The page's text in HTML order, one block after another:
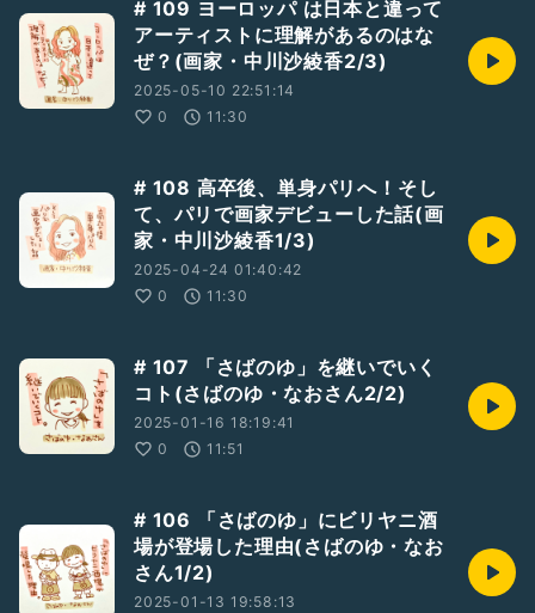
#いろりーな
https://irorina1017.amebaownd.com
Instagram @miyata1mimt
#松鳥むう
Instagram @muumatutori
# 109 ヨーロッパ は日本と違って
アーティストに理解があるのはな
ぜ？(画家・中川沙綾香2/3)
2025-05-10 22:51:14
0
11:30
# 108 高卒後、単身パリへ！そし
て、パリで画家デビューした話(画
家・中川沙綾香1/3)
2025-04-24 01:40:42
0
11:30
# 107 「さばのゆ」を継いでいく
コト(さばのゆ・なおさん2/2)
2025-01-16 18:19:41
0
11:51
# 106 「さばのゆ」にビリヤニ酒
場が登場した理由(さばのゆ・なお
さん1/2)
2025-01-13 19:58:13